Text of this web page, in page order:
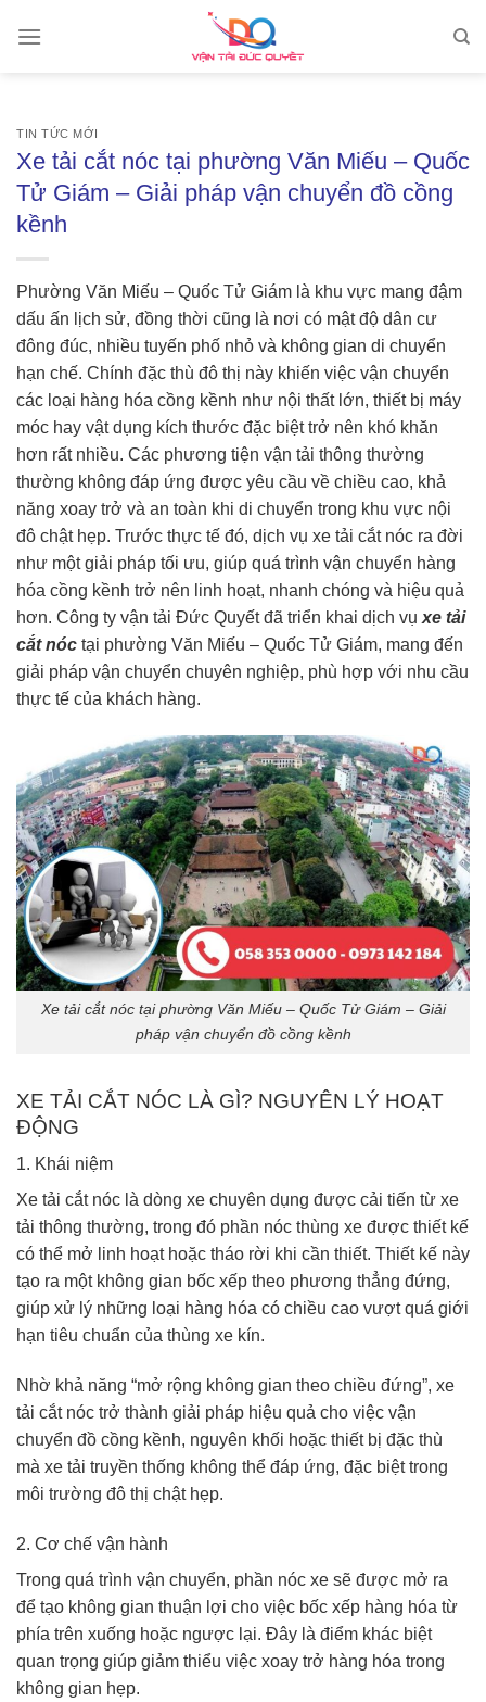
TIN TỨC MỚI
Xe tải cắt nóc tại phường Văn Miếu – Quốc
Tử Giám – Giải pháp vận chuyển đồ cồng
kềnh
Phường Văn Miếu – Quốc Tử Giám là khu vực mang đậm
dấu ấn lịch sử, đồng thời cũng là nơi có mật độ dân cư
đông đúc, nhiều tuyến phố nhỏ và không gian di chuyển
hạn chế. Chính đặc thù đô thị này khiến việc vận chuyển
các loại hàng hóa cồng kềnh như nội thất lớn, thiết bị máy
móc hay vật dụng kích thước đặc biệt trở nên khó khăn
hơn rất nhiều. Các phương tiện vận tải thông thường
thường không đáp ứng được yêu cầu về chiều cao, khả
năng xoay trở và an toàn khi di chuyển trong khu vực nội
đô chật hẹp. Trước thực tế đó, dịch vụ xe tải cắt nóc ra đời
như một giải pháp tối ưu, giúp quá trình vận chuyển hàng
hóa cồng kềnh trở nên linh hoạt, nhanh chóng và hiệu quả
hơn. Công ty vận tải Đức Quyết đã triển khai dịch vụ xe tải
cắt nóc tại phường Văn Miếu – Quốc Tử Giám, mang đến
giải pháp vận chuyển chuyên nghiệp, phù hợp với nhu cầu
thực tế của khách hàng.
Xe tải cắt nóc tại phường Văn Miếu – Quốc Tử Giám – Giải
pháp vận chuyển đồ cồng kềnh
XE TẢI CẮT NÓC LÀ GÌ? NGUYÊN LÝ HOẠT
ĐỘNG
1. Khái niệm
Xe tải cắt nóc là dòng xe chuyên dụng được cải tiến từ xe
tải thông thường, trong đó phần nóc thùng xe được thiết kế
có thể mở linh hoạt hoặc tháo rời khi cần thiết. Thiết kế này
tạo ra một không gian bốc xếp theo phương thẳng đứng,
giúp xử lý những loại hàng hóa có chiều cao vượt quá giới
hạn tiêu chuẩn của thùng xe kín.
Nhờ khả năng “mở rộng không gian theo chiều đứng”, xe
tải cắt nóc trở thành giải pháp hiệu quả cho việc vận
chuyển đồ cồng kềnh, nguyên khối hoặc thiết bị đặc thù
mà xe tải truyền thống không thể đáp ứng, đặc biệt trong
môi trường đô thị chật hẹp.
2. Cơ chế vận hành
Trong quá trình vận chuyển, phần nóc xe sẽ được mở ra
để tạo không gian thuận lợi cho việc bốc xếp hàng hóa từ
phía trên xuống hoặc ngược lại. Đây là điểm khác biệt
quan trọng giúp giảm thiểu việc xoay trở hàng hóa trong
không gian hẹp.